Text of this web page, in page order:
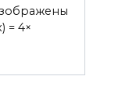
= 4×